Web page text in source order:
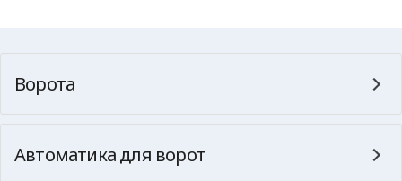
Ворота
Автоматика для ворот